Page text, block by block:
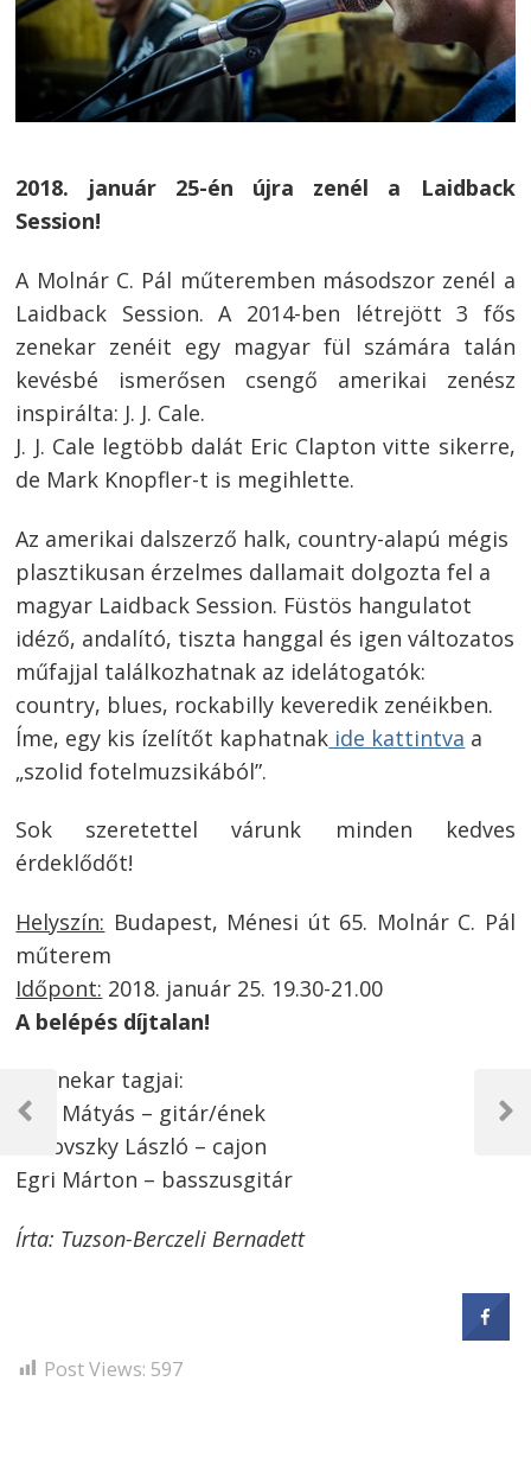
2018. január 25-én újra zenél a Laidback
Session!
A Molnár C. Pál műteremben másodszor zenél a
Laidback Session. A 2014-ben létrejött 3 fős
zenekar zenéit egy magyar fül számára talán
kevésbé ismerősen csengő amerikai zenész
inspirálta: J. J. Cale.
J. J. Cale legtöbb dalát Eric Clapton vitte sikerre,
de Mark Knopfler-t is megihlette.
Az amerikai dalszerző halk, country-alapú mégis
plasztikusan érzelmes dallamait dolgozta fel a
magyar Laidback Session. Füstös hangulatot
idéző, andalító, tiszta hanggal és igen változatos
műfajjal találkozhatnak az idelátogatók:
country, blues, rockabilly keveredik zenéikben.
Íme, egy kis ízelítőt kaphatnak ide kattintva a
„szolid fotelmuzsikából”.
Sok szeretettel várunk minden kedves
érdeklődőt!
Helyszín: Budapest, Ménesi út 65. Molnár C. Pál
műterem
Időpont: 2018. január 25. 19.30-21.00
A belépés díjtalan!
A zenekar tagjai:
Egri Mátyás – gitár/ének
Fialovszky László – cajon
Egri Márton – basszusgitár
Írta: Tuzson-Berczeli Bernadett
Post Views: 597
Bejegyzés
navigáció
Previous
Next